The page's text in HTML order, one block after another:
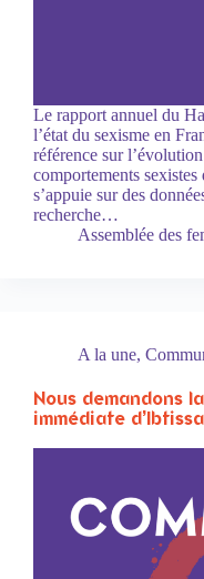
Le rapport annuel du
l’état du sexisme en
référence sur
comportements
s’appuie sur des
recherche…
Assemblée des
A la une,
Nous demandons
immédiate